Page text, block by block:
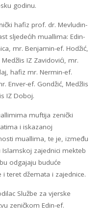
godinu.
hafiz prof. dr. Mevludin-
sljedećih muallima: Edin-
mr. Benjamin-ef. Hodžić,
IZ Zavidovići, mr.
hafiz mr. Nermin-ef.
Enver-ef. Gondžić, Medžlis
IZ Doboj.
muftija zenički
i iskazanoj
muallima, te je, između
zajednici mekteb
odgajaju buduće
teret džemata i zajednice.
Službe za vjerske
zeničkom Edin-ef.